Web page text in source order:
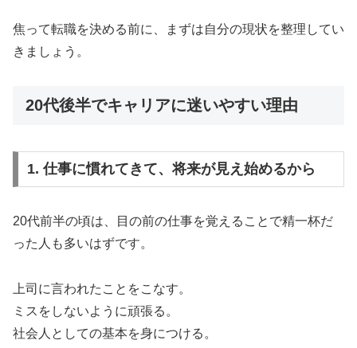
焦って転職を決める前に、まずは自分の現状を整理してい
きましょう。
20代後半でキャリアに迷いやすい理由
1. 仕事に慣れてきて、将来が見え始めるから
20代前半の頃は、目の前の仕事を覚えることで精一杯だ
った人も多いはずです。
上司に言われたことをこなす。
ミスをしないように頑張る。
社会人としての基本を身につける。